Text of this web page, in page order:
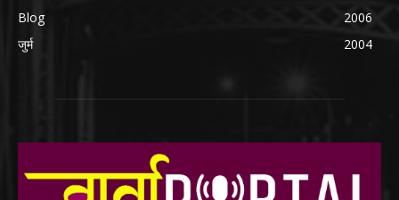
Blog
2006
जुर्म
2004